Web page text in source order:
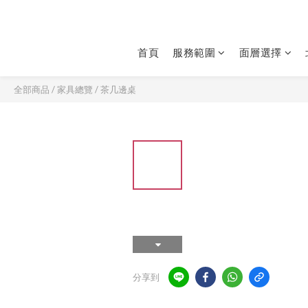
首頁 服務範圍 面層選擇
全部商品 /家具總覽 /茶几邊桌
分享到